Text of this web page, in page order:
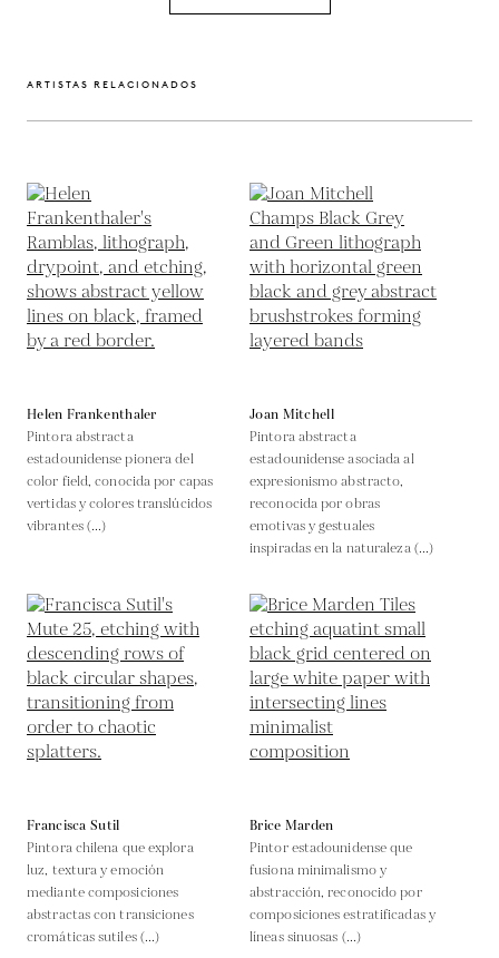
ARTISTAS RELACIONADOS
Helen Frankenthaler
Pintora abstracta
estadounidense pionera del
color field, conocida por capas
vertidas y colores translúcidos
vibrantes (...)
Joan Mitchell
Pintora abstracta
estadounidense asociada al
expresionismo abstracto,
reconocida por obras
emotivas y gestuales
inspiradas en la naturaleza (...)
Francisca Sutil
Pintora chilena que explora
luz, textura y emoción
mediante composiciones
abstractas con transiciones
cromáticas sutiles (...)
Brice Marden
Pintor estadounidense que
fusiona minimalismo y
abstracción, reconocido por
composiciones estratificadas y
líneas sinuosas (...)